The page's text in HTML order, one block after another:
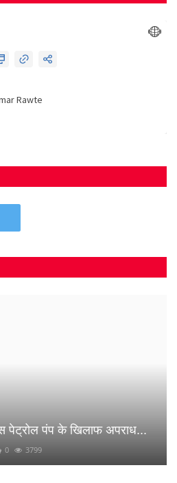
पेट्रोल पंप के खिलाफ अपराध...
0 3799